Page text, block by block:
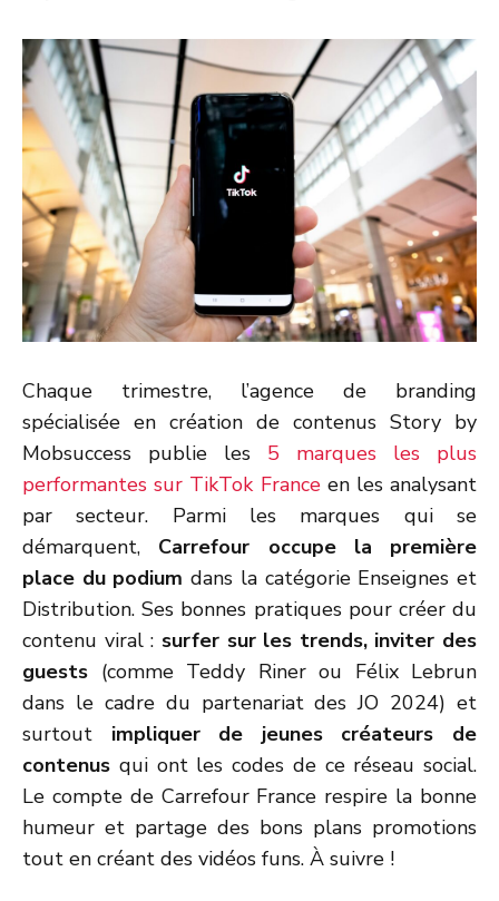
Chaque trimestre, l’agence de branding
spécialisée en création de contenus Story by
Mobsuccess publie les 5 marques les plus
performantes sur TikTok Franceen les analysant
par secteur. Parmi les marques qui se
démarquent, Carrefour occupe la première
place du podium dans la catégorie Enseignes et
Distribution. Ses bonnes pratiques pour créer du
contenu viral : surfer sur les trends, inviter des
guests (comme Teddy Riner ou Félix Lebrun
dans le cadre du partenariat des JO 2024) et
surtout impliquer de jeunes créateurs de
contenus qui ont les codes de ce réseau social.
Le compte de Carrefour France respire la bonne
humeur et partage des bons plans promotions
tout en créant des vidéos funs. À suivre !